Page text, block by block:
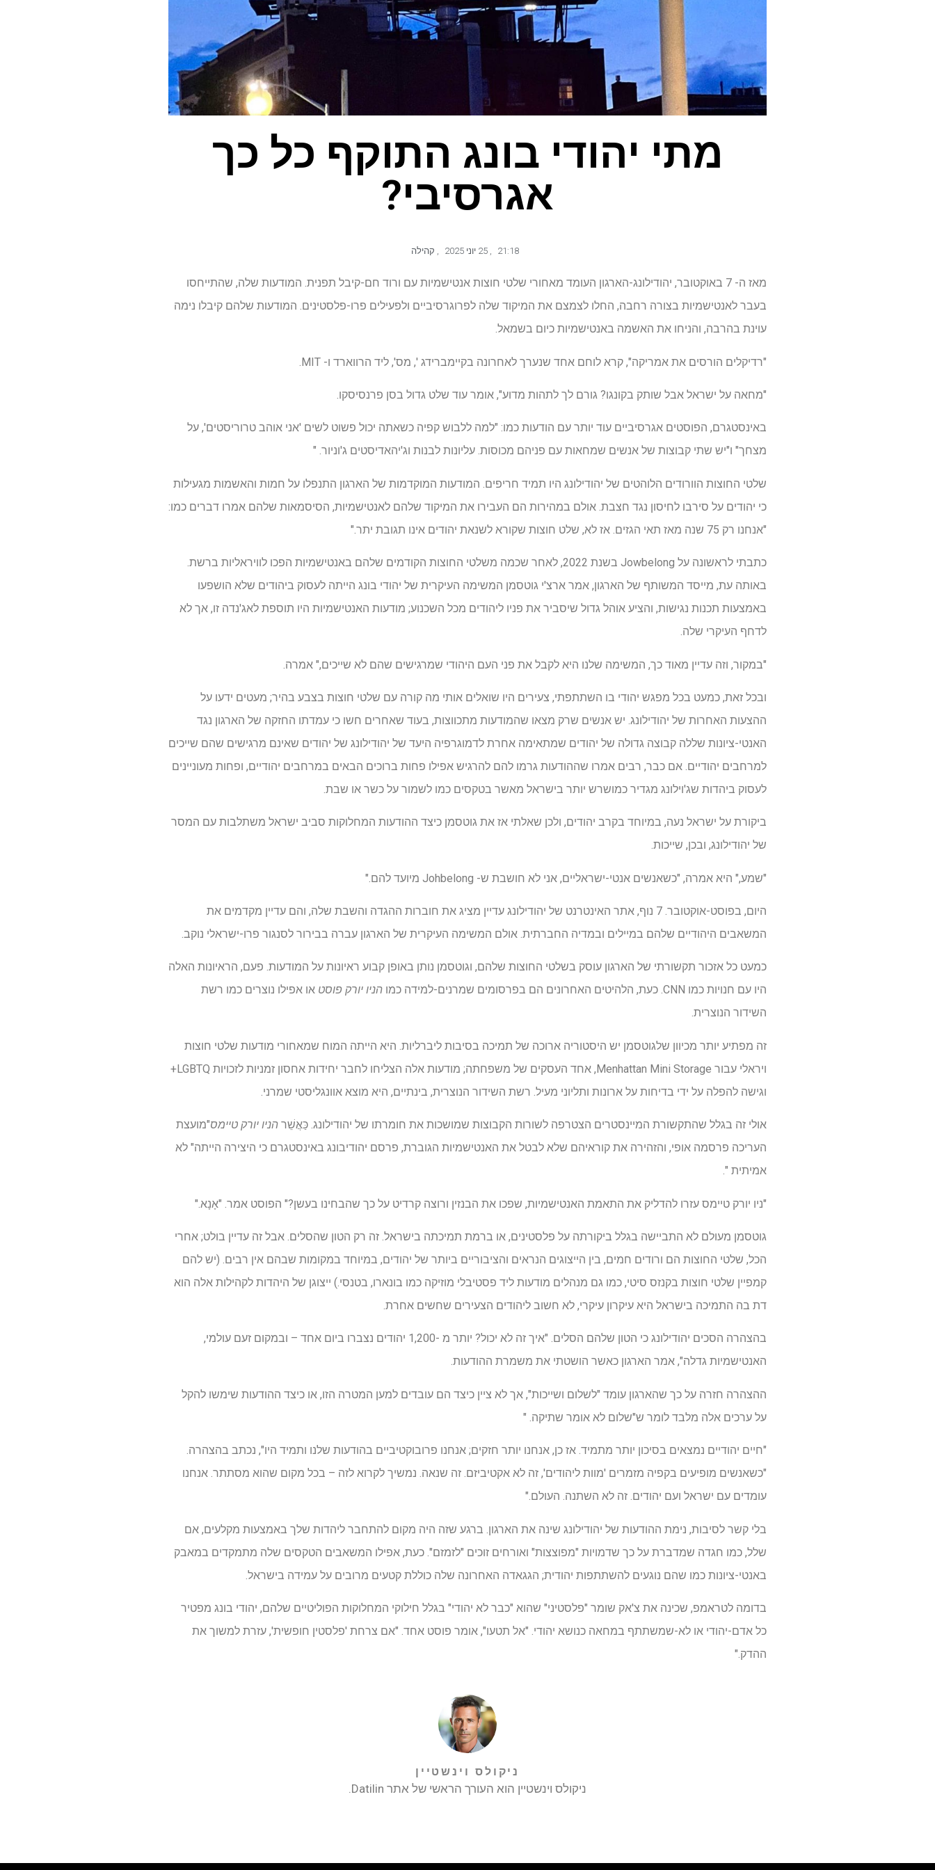
מתי יהודי בונג התוקף כל כך
אגרסיבי?
21:18
, 25 יוני 2025 , קהילה
מאז ה- 7 באוקטובר, יהודילונג-הארגון העומד מאחורי שלטי חוצות אנטישמיות עם ורוד חם-קיבל תפנית. המודעות שלה, שהתייחסו
בעבר לאנטישמיות בצורה רחבה, החלו לצמצם את המיקוד שלה לפרוגרסיביים ולפעילים פרו-פלסטינים. המודעות שלהם קיבלו נימה
עוינת בהרבה, והניחו את האשמה באנטישמיות כיום בשמאל.
"רדיקלים הורסים את אמריקה", קרא לוחם אחד שנערך לאחרונה בקיימברידג ', מס', ליד הרווארד ו- MIT.
"מחאה על ישראל אבל שותק בקונגו? גורם לך לתהות מדוע", אומר עוד שלט גדול בסן פרנסיסקו.
באינסטגרם, הפוסטים אגרסיביים עוד יותר עם הודעות כמו: "למה ללבוש קפיה כשאתה יכול פשוט לשים 'אני אוהב טרוריסטים', על
מצחך" ו"יש שתי קבוצות של אנשים שמחאות עם פניהם מכוסות. עליונות לבנות וג'יהאדיסטים ג'וניור. "
שלטי החוצות הוורודים הלוהטים של יהודילונג היו תמיד חריפים. המודעות המוקדמות של הארגון התנפלו על חמות והאשמות מגעילות
כי יהודים על סירבו לחיסון נגד חצבת. אולם במהירות הם העבירו את המיקוד שלהם לאנטישמיות, הסיסמאות שלהם אמרו דברים כמו:
"אנחנו רק 75 שנה מאז תאי הגזים. אז לא, שלט חוצות שקורא לשנאת יהודים אינו תגובת יתר."
כתבתי לראשונה על Jowbelong בשנת 2022, לאחר שכמה משלטי החוצות הקודמים שלהם באנטישמיות הפכו לוויראליות ברשת.
באותה עת, מייסד המשותף של הארגון, אמר ארצ'י גוטסמן המשימה העיקרית של יהודי בונג הייתה לעסוק ביהודים שלא הושפעו
באמצעות תכנות נגישות, והציע אוהל גדול שיסביר את פניו ליהודים מכל השכנוע; מודעות האנטישמיות היו תוספת לאג'נדה זו, אך לא
לדחף העיקרי שלה.
"במקור, וזה עדיין מאוד כך, המשימה שלנו היא לקבל את פני העם היהודי שמרגישים שהם לא שייכים," אמרה.
ובכל זאת, כמעט בכל מפגש יהודי בו השתתפתי, צעירים היו שואלים אותי מה קורה עם שלטי חוצות בצבע בהיר; מעטים ידעו על
ההצעות האחרות של יהודילונג. יש אנשים שרק מצאו שהמודעות מתכווצות, בעוד שאחרים חשו כי עמדתו החזקה של הארגון נגד
האנטי-ציונות שללה קבוצה גדולה של יהודים שמתאימה אחרת לדמוגרפיה היעד של יהודילונג של יהודים שאינם מרגישים שהם שייכים
למרחבים יהודיים. אם כבר, רבים אמרו שההודעות גרמו להם להרגיש אפילו פחות ברוכים הבאים במרחבים יהודיים, ופחות מעוניינים
לעסוק ביהדות שג'וילונג מגדיר כמושרש יותר בישראל מאשר בטקסים כמו לשמור על כשר או שבת.
ביקורת על ישראל נעה, במיוחד בקרב יהודים, ולכן שאלתי אז את גוטסמן כיצד ההודעות המחלוקות סביב ישראל משתלבות עם המסר
של יהודילונג, ובכן, שייכות.
"שמע," היא אמרה, "כשאנשים אנטי-ישראליים, אני לא חושבת ש- Johbelong מיועד להם."
היום, בפוסט-אוקטובר. 7 נוף, אתר האינטרנט של יהודילונג עדיין מציג את חוברות ההגדה והשבת שלה, והם עדיין מקדמים את
המשאבים היהודיים שלהם במיילים ובמדיה החברתית. אולם המשימה העיקרית של הארגון עברה בבירור לסנגור פרו-ישראלי נוקב.
כמעט כל אזכור תקשורתי של הארגון עוסק בשלטי החוצות שלהם, וגוטסמן נותן באופן קבוע ראיונות על המודעות. פעם, הראיונות האלה
היו עם חנויות כמו CNN. כעת, הלהיטים האחרונים הם בפרסומים שמרנים-למידה כמו
הניו יורק פוסט או אפילו נוצרים כמו רשת
השידור הנוצרית.
זה מפתיע יותר מכיוון שלגוטסמן יש היסטוריה ארוכה של תמיכה בסיבות ליברליות. היא הייתה המוח שמאחורי מודעות שלטי חוצות
ויראלי עבור Menhattan Mini Storage, אחד העסקים של משפחתה; מודעות אלה הצליחו לחבר יחידות אחסון זמניות לזכויות LGBTQ+
וגישה להפלה על ידי בדיחות על ארונות ותליוני מעיל. רשת השידור הנוצרית, בינתיים, היא מוצא אוונגליסטי שמרני.
אולי זה בגלל שהתקשורת המיינסטרים הצטרפה לשורות הקבוצות שמושכות את חומרתו של יהודילונג. כַּאֲשֵׁר הניו יורק טיימס"מועצת
העריכה פרסמה אופי, והזהירה את קוראיהם שלא לבטל את האנטישמיות הגוברת, פרסם יהודיבונג באינסטגרם כי היצירה הייתה" לא
אמיתית ".
"ניו יורק טיימס עזרו להדליק את התאמת האנטישמיות, שפכו את הבנזין ורוצה קרדיט על כך שהבחינו בעשן?" הפוסט אמר. "אָנָא."
גוטסמן מעולם לא התביישה בגלל ביקורתה על פלסטינים, או ברמת תמיכתה בישראל. זה רק הטון שהסלים. אבל זה עדיין בולט; אחרי
הכל, שלטי החוצות הם ורודים חמים, בין הייצוגים הנראים והציבוריים ביותר של יהודים, במיוחד במקומות שבהם אין רבים. (יש להם
קמפיין שלטי חוצות בקנזס סיטי, כמו גם מנהלים מודעות ליד פסטיבלי מוזיקה כמו בונארו, בטנסי.) ייצוגן של היהדות לקהילות אלה הוא
דת בה התמיכה בישראל היא עיקרון עיקרי, לא חשוב ליהודים הצעירים שחשים אחרת.
בהצהרה הסכים יהודילונג כי הטון שלהם הסלים. "איך זה לא יכול? יותר מ -1,200 יהודים נצברו ביום אחד – ובמקום זעם עולמי,
האנטישמיות גדלה", אמר הארגון כאשר הושטתי את משמרת ההודעות.
ההצהרה חזרה על כך שהארגון עומד "לשלום ושייכות", אך לא ציין כיצד הם עובדים למען המטרה הזו, או כיצד ההודעות שימשו להקל
על ערכים אלה מלבד לומר ש"שלום לא אומר שתיקה. "
"חיים יהודיים נמצאים בסיכון יותר מתמיד. אז כן, אנחנו יותר חזקים; אנחנו פרובוקטיביים בהודעות שלנו ותמיד היו", נכתב בהצהרה.
"כשאנשים מופיעים בקפיה מזמרים 'מוות ליהודים', זה לא אקטיביזם. זה שנאה. נמשיך לקרוא לזה – בכל מקום שהוא מסתתר. אנחנו
עומדים עם ישראל ועם יהודים. זה לא השתנה. העולם."
בלי קשר לסיבות, נימת ההודעות של יהודילונג שינה את הארגון. ברגע שזה היה מקום להתחבר ליהדות שלך באמצעות מקלעים, אם
שלל, כמו חגדה שמדברת על כך שדמויות "מפוצצות" ואורחים זוכים "לזמזם". כעת, אפילו המשאבים הטקסים שלה מתמקדים במאבק
באנטי-ציונות כמו שהם נוגעים להשתתפות יהודית; הגגאדה האחרונה שלה כוללת קטעים מרובים על עמידה בישראל.
בדומה לטראמפ, שכינה את צ'אק שומר "פלסטיני" שהוא "כבר לא יהודי" בגלל חילוקי המחלוקות הפוליטיים שלהם, יהודי בונג מפטיר
כל אדם-יהודי או לא-שמשתתף במחאה כנושא יהודי. "אל תטעו", אומר פוסט אחד. "אם צרחת 'פלסטין חופשית', עזרת למשוך את
ההדק."
ניקולס וינשטיין
ניקולס וינשטיין הוא העורך הראשי של אתר Datilin.